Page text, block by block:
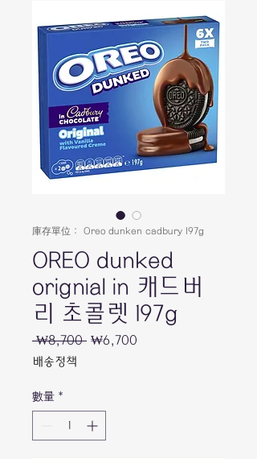
庫存單位： Oreo dunken cadbury 197g
OREO dunked
orignial in 캐드버
리 초콜렛 197g
₩8,700 一₩6,700
배송정책
數量 *